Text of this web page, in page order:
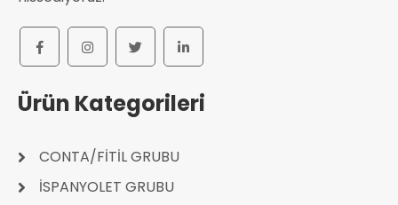
Ürün Kategorileri
CONTA/FİTİL GRUBU
İSPANYOLET GRUBU